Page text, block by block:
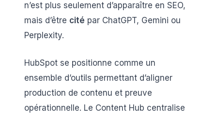
n’est plus seulement d’apparaître en SEO,
mais d’être cité par ChatGPT, Gemini ou
Perplexity.
HubSpot se positionne comme un
ensemble d’outils permettant d’aligner
production de contenu et preuve
opérationnelle. Le Content Hub centralise